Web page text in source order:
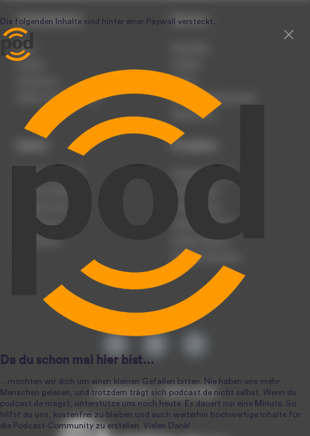
Unternehmen
Team
Werben auf podcast.de
Service
Presse
Nutzungsbedingungen
Datenschutz
Podcast anmelden
Podcast hochladen
Podcast-Events
Registrierung
Anmeldung
Produkte
Podcast-Beratung
Podcast-Jobs
Podcast-Push
Podcast-Werbung
Podcast-Agentur
Podcast-Produktion
podcast.de ~ 2004-2026